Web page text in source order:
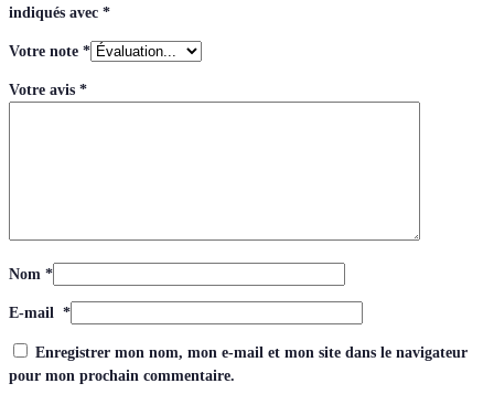
indiqués avec *
Votre note *
Votre avis *
Nom *
E-mail *
Enregistrer mon nom, mon e-mail et mon site dans le navigateur
pour mon prochain commentaire.